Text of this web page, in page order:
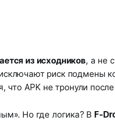
из исходников, а не
риск подмены
что APK не тронули
Но где логика? В F-